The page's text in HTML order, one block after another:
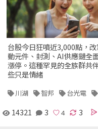
台股今日狂噴近3,000點，
動元件、封測、AI供應鏈全
漲停。這種罕見的全族群共
些只是情緒
川湖 智邦 台光電
14321 3 3